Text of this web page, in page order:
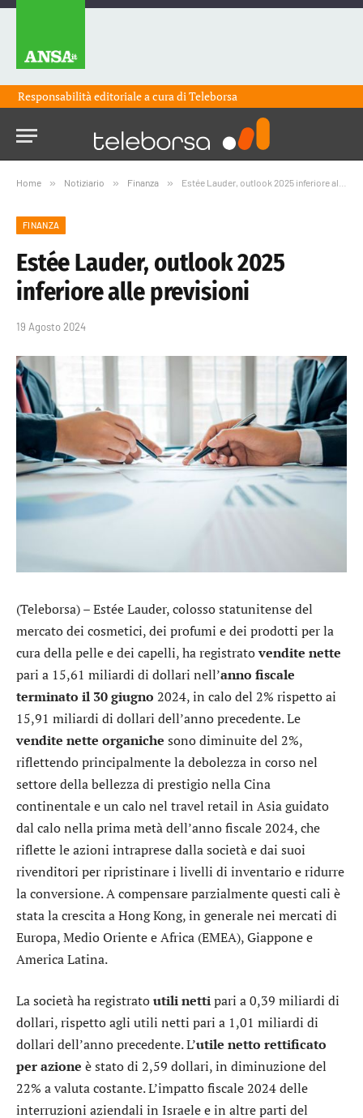
Responsabilità editoriale a cura diTeleborsa
Home » Notiziario » Finanza » Estée Lauder, outlook 2025 inferiore alle previsioni
FINANZA
Estée Lauder, outlook 2025
inferiore alle previsioni
19 Agosto 2024
(Teleborsa) –Estée Lauder, colosso statunitense del
mercato dei cosmetici, dei profumi e dei prodotti per la
cura della pelle e dei capelli, ha registratovendite nette
pari a 15,61 miliardi di dollari nell’anno fiscale
terminato il 30 giugno 2024, in calo del 2% rispetto ai
15,91 miliardi di dollari dell’anno precedente. Le
vendite nette organiche sono diminuite del 2%,
riflettendo principalmente la debolezza in corso nel
settore della bellezza di prestigio nella Cina
continentale e un calo nel travel retail in Asia guidato
dal calo nella prima metà dell’anno fiscale 2024, che
riflette le azioni intraprese dalla società e dai suoi
rivenditori per ripristinare i livelli di inventario e ridurre
la conversione. A compensare parzialmente questi cali è
stata la crescita a Hong Kong, in generale nei mercati di
Europa, Medio Oriente e Africa (EMEA), Giappone e
America Latina.
La società ha registratoutili nettipari a 0,39 miliardi di
dollari, rispetto agli utili netti pari a 1,01 miliardi di
dollari dell’anno precedente. L’utile netto rettificato
per azione è stato di 2,59 dollari, in diminuzione del
22% a valuta costante. L’impatto fiscale 2024 delle
interruzioni aziendali in Israele e in altre parti del